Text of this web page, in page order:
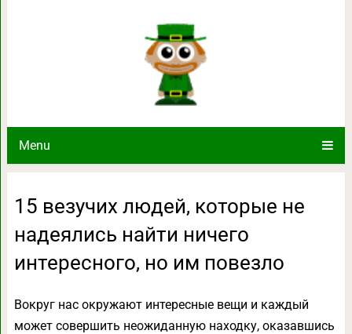
Menu
15 везучих людей, которые не
15 везучих людей, которые не
надеялись найти ничего
интересного, но им повезло
Вокруг нас окружают интересные вещи и каждый
может совершить неожиданную находку, оказавшись